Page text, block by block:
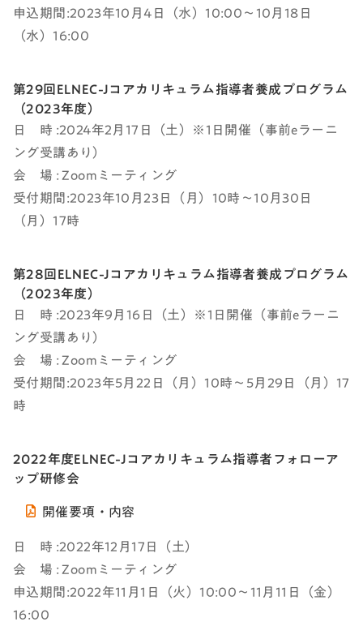
申込期間:2023年10月4日（水）10:00～10月18日
（水）16:00
第29回ELNEC-Jコアカリキュラム指導者養成プログラム
（2023年度）
日 時 :2024年2月17日（土）※1日開催（事前eラーニ
ング受講あり）
会 場 : Zoomミーティング
受付期間:2023年10月23日（月）10時～10月30日
（月）17時
第28回ELNEC-Jコアカリキュラム指導者養成プログラム
（2023年度）
日 時 :2023年9月16日（土）※1日開催（事前eラーニ
ング受講あり）
会 場 : Zoomミーティング
受付期間:2023年5月22日（月）10時～5月29日（月）17
時
2022年度ELNEC-Jコアカリキュラム指導者フォローア
ップ研修会
開催要項・内容
日 時 :2022年12月17日（土）
会 場 : Zoomミーティング
申込期間:2022年11月1日（火）10:00～11月11日（金）
16:00